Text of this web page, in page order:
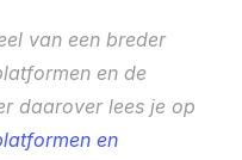
van een breder
en de
daarover lees je op
en